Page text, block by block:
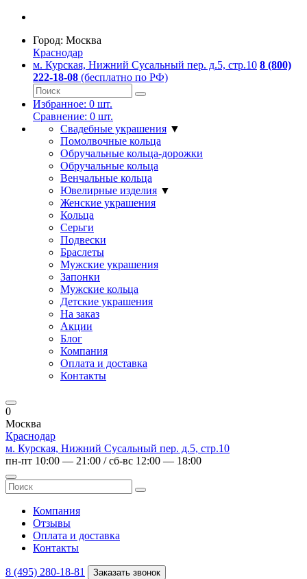
Город: Москва
Краснодар
м. Курская, Нижний Сусальный пер. д.5, стр.10 8 (800)
222-18-08 (бесплатно по РФ)
Избранное: 0 шт.
Сравнение: 0 шт.
Свадебные украшения ▼
Помолвочные кольца
Обручальные кольца-дорожки
Обручальные кольца
Венчальные кольца
Ювелирные изделия ▼
Женские украшения
Кольца
Серьги
Подвески
Браслеты
Мужские украшения
Запонки
Мужские кольца
Детские украшения
На заказ
Акции
Блог
Компания
Оплата и доставка
Контакты
0
Москва
Краснодар
м. Курская, Нижний Сусальный пер. д.5, стр.10
пн-пт 10:00 — 21:00 / сб-вс 12:00 — 18:00
Компания
Отзывы
Оплата и доставка
Контакты
8 (495) 280-18-81 Заказать звонок